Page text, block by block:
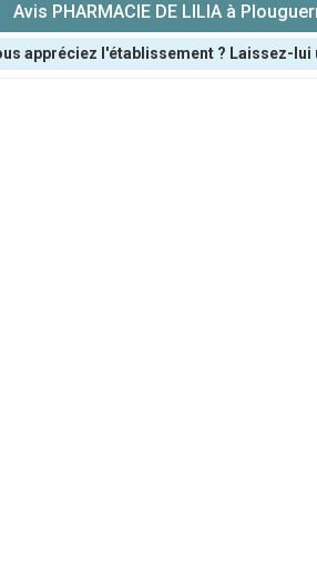
Avis PHARMACIE DE LILIA à
appréciez l'établissement ? Laissez-lui